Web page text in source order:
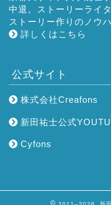
中退。ストーリーライ
ストーリー作りのノウ
詳しくはこちら
公式サイト
株式会社Creafons
新田祐士公式
Cyfons